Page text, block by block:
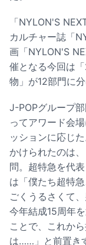
「NYLON'S
カルチャー誌「
画「NYLON'S
催となる今回は
物」が12部門に
J-POPグループ
ってアワード会
ッションに応じ
かけられたのは
問。超特急を代
は「僕たち超特
ごくうるさくて
今年結成15周年
ことで、これか
は……」と前置き